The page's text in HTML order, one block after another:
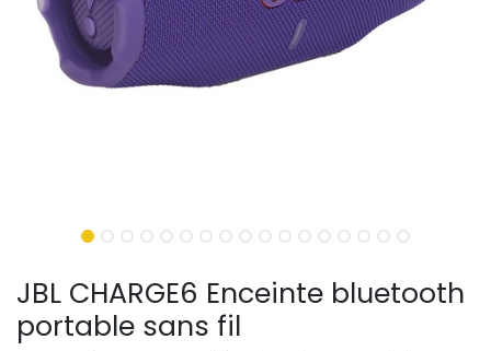
JBL CHARGE6 Enceinte bluetooth
portable sans fil